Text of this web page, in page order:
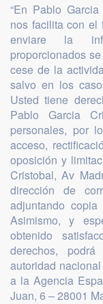
“En Pablo
nos facilita con el
enviare la
proporcionados
cese de la
salvo en los
Usted tiene
Pablo Garcia
personales, por
acceso,
oposición y
Cristobal, Av
dirección de
adjuntando
Asimismo, y
obtenido
derechos,
autoridad
a la Agencia
Juan, 6 – 28001